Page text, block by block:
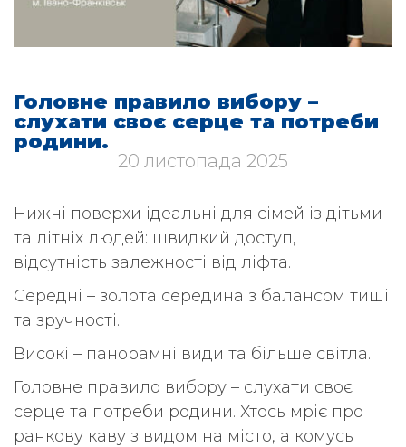
Головне правило вибору –
слухати своє серце та потреби
родини.
20 листопада 2025
Нижні поверхи ідеальні для сімей із дітьми
та літніх людей: швидкий доступ,
відсутність залежності від ліфта.
Середні – золота середина з балансом тиші
та зручності.
Високі – панорамні види та більше світла.
Головне правило вибору – слухати своє
серце та потреби родини. Хтось мріє про
ранкову каву з видом на місто, а комусь